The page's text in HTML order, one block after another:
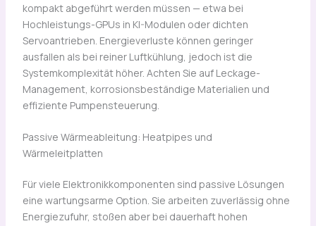
kompakt abgeführt werden müssen — etwa bei
Hochleistungs-GPUs in KI-Modulen oder dichten
Servoantrieben. Energieverluste können geringer
ausfallen als bei reiner Luftkühlung, jedoch ist die
Systemkomplexität höher. Achten Sie auf Leckage-
Management, korrosionsbeständige Materialien und
effiziente Pumpensteuerung.
Passive Wärmeableitung: Heatpipes und
Wärmeleitplatten
Für viele Elektronikkomponenten sind passive Lösungen
eine wartungsarme Option. Sie arbeiten zuverlässig ohne
Energiezufuhr, stoßen aber bei dauerhaft hohen